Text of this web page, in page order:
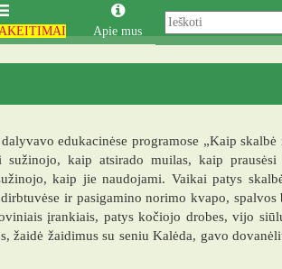
Apie mus
edukacinėse programose „Kaip skalbė
kaip atsirado muilas, kaip
kaip jie naudojami. Vaikai patys
ir pasigamino norimo kvapo, spalvos
įrankiais, patys kočiojo drobes, vijo
žaidimus su seniu Kalėda, gavo